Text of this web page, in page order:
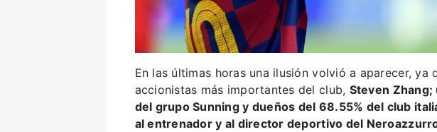
En las últimas horas una ilusión volvió a aparecer, ya
accionistas más importantes del club, Steven
del grupo Sunning y dueños del 68.55% del club
al entrenador y al director deportivo del